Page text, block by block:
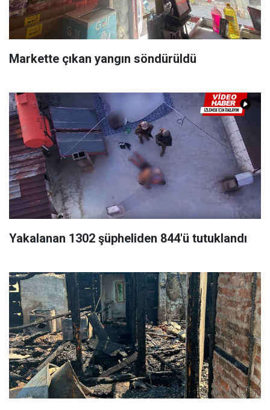
Markette çıkan yangın söndürüldü
Yakalanan 1302 şüpheliden 844'ü tutuklandı